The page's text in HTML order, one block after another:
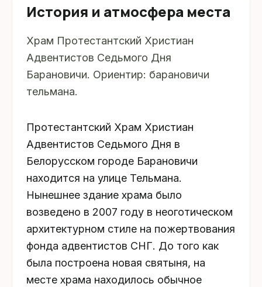
История и атмосфера места
Храм Протестантский Христиан
Адвентистов Седьмого Дня
Барановичи. Ориентир: барановичи
тельмана.
Протестантский Храм Христиан
Адвентистов Седьмого Дня в
Белорусском городе Барановичи
находится на улице Тельмана.
Нынешнее здание храма было
возведено в 2007 году в неоготическом
архитектурном стиле на пожертвования
фонда адвентистов СНГ. До того как
была построена новая святыня, на
месте храма находилось обычное